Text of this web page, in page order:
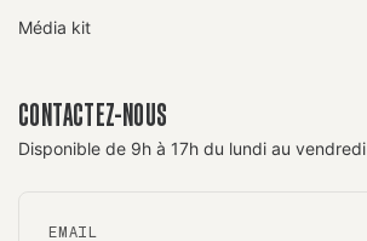
Média kit
CONTACTEZ-NOUS
Disponible de 9h à 17h du lundi au vendredi
EMAIL